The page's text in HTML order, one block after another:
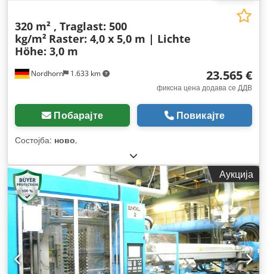
Nordhorn 1.633 km
320 m² , Traglast: 500
kg/m² Raster: 4,0 x 5,0 m | Lichte
Höhe: 3,0 m
23.565 €
фиксна цена додава се ДДВ
Побарајте Повикајте
Состојба: ново,
Аукција